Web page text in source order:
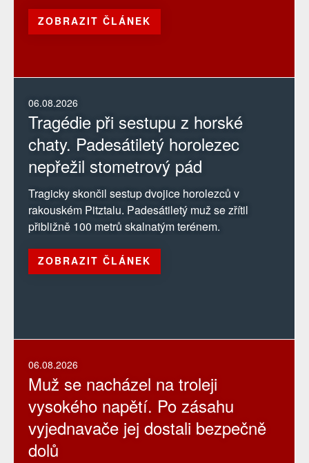
06.08.2026
Tragédie při sestupu z horské
chaty. Padesátiletý horolezec
nepřežil stometrový pád
Tragicky skončil sestup dvojice horolezců v
rakouském Pitztalu. Padesátiletý muž se zřítil
přibližně 100 metrů skalnatým terénem.
ZOBRAZIT ČLÁNEK
06.08.2026
Muž se nacházel na troleji
vysokého napětí. Po zásahu
vyjednavače jej dostali bezpečně
dolů
ZOBRAZIT ČLÁNEK